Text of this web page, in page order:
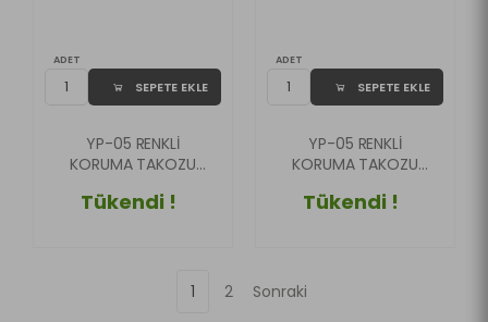
ADET
SEPETE EKLE
YP-05 RENKLİ
KORUMA TAKOZU
FİYATIDIR )
Tükendi !
ADET
SEPETE EKLE
YP-05 RENKLİ
KORUMA TAKOZU
ADET FİYATIDIR )
Tükendi !
1 2 Sonraki